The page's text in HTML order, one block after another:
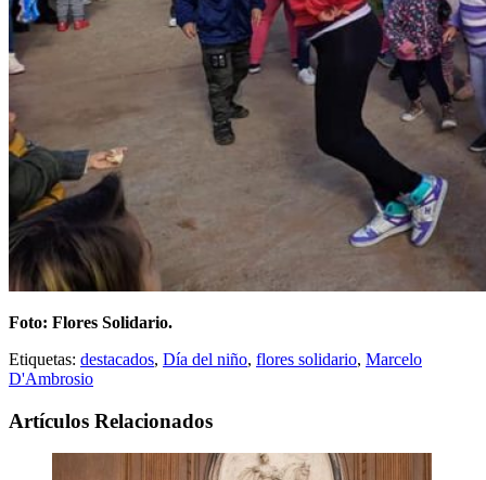
Foto: Flores Solidario.
Etiquetas: destacados, Día del niño, flores solidario, Marcelo
D'Ambrosio
Artículos Relacionados